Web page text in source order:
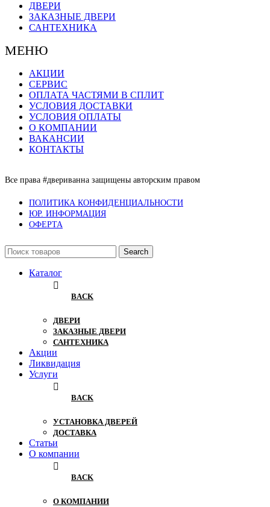
ДВЕРИ
ЗАКАЗНЫЕ ДВЕРИ
САНТЕХНИКА
МЕНЮ
АКЦИИ
СЕРВИС
ОПЛАТА ЧАСТЯМИ В СПЛИТ
УСЛОВИЯ ДОСТАВКИ
УСЛОВИЯ ОПЛАТЫ
О КОМПАНИИ
ВАКАНСИИ
КОНТАКТЫ
Все права #двериванна защищены авторским правом
ПОЛИТИКА КОНФИДЕНЦИАЛЬНОСТИ
ЮР. ИНФОРМАЦИЯ
ОФЕРТА
Search
Каталог
BACK
ДВЕРИ
ЗАКАЗНЫЕ ДВЕРИ
САНТЕХНИКА
Акции
Ликвидация
Услуги
BACK
УСТАНОВКА ДВЕРЕЙ
ДОСТАВКА
Статьи
О компании
BACK
О КОМПАНИИ